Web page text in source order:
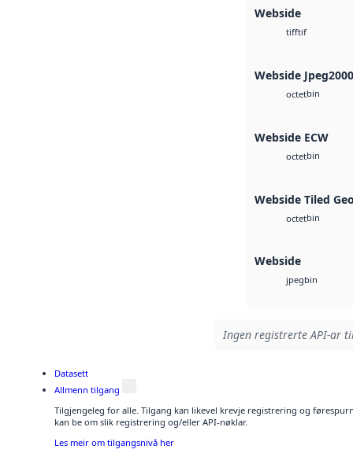
Webside
tifftif
Webside Jpeg2000
octetbin
Webside ECW
octetbin
Webside Tiled
octetbin
Webside
jpegbin
Ingen registrerte API-ar
Datasett
Allmenn tilgang
Tilgjengeleg for alle. Tilgang kan likevel krevje registrering og
kan be om slik registrering og/eller API-nøklar.
Les meir om tilgangsnivå her